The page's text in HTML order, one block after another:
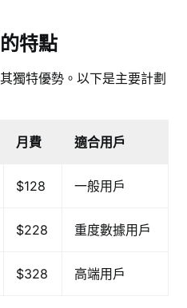
特點
獨特優勢。以下是主要計劃
月費 適合用戶
$128 一般用戶
$228 重度數據用戶
$328 高端用戶